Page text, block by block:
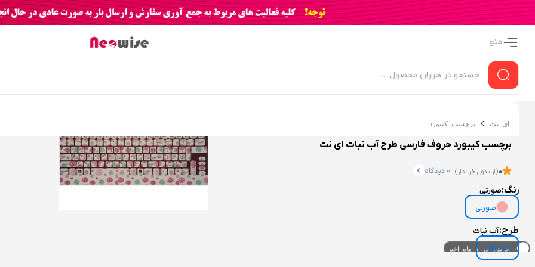
منو
۰ خریدار در ۱ ماه اخیر
ای نت برچسب کیبورد
برچسب کیبورد حروف فارسی طرح آب‌ نبات ای نت
0(از بدون خریدار) 0 دیدگاه
رنگ:صورتی
صورتی
طرح:آب نبات
آب نبات